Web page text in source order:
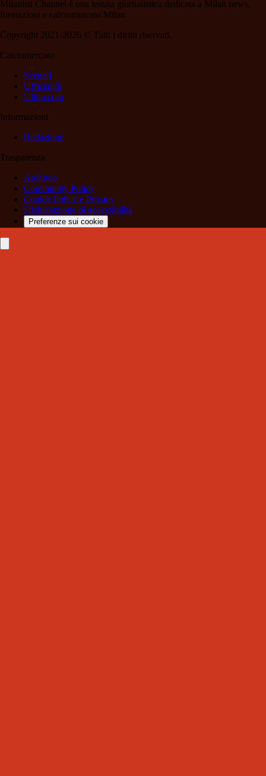
Milanisti Channel è una testata giornalistica dedicata a Milan news,
formazioni e calciomercato Milan
Copyright 2021-2026 © Tutti i diritti riservati.
Calciomercato
Scenari
Ufficialità
Ultima ora
Informazioni
Redazione
Trasparenza
Archivio
Community Policy
Cookie Policy e Privacy
Dichiarazione di accessibilità
Preferenze sui cookie